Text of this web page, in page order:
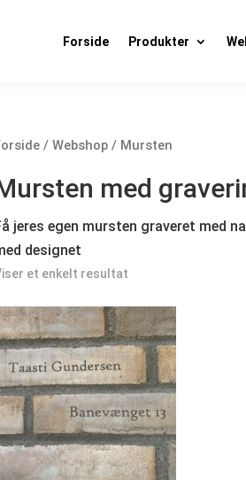
Forside Produkter
/ Webshop/ Mursten
med
jeres egen mursten graveret med
designet
et enkelt resultat